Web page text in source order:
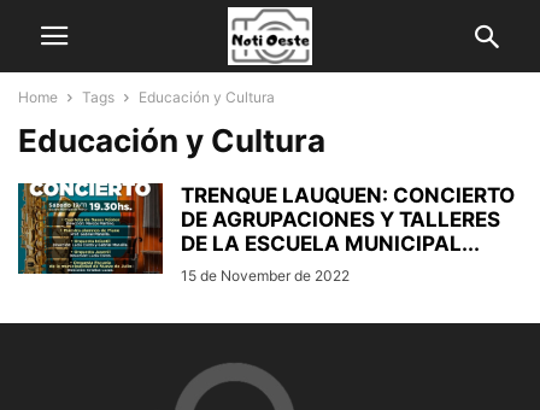
Home Tags Educación y Cultura
Educación y Cultura
TRENQUE LAUQUEN: CONCIERTO
DE AGRUPACIONES Y TALLERES
DE LA ESCUELA MUNICIPAL...
15 de November de 2022